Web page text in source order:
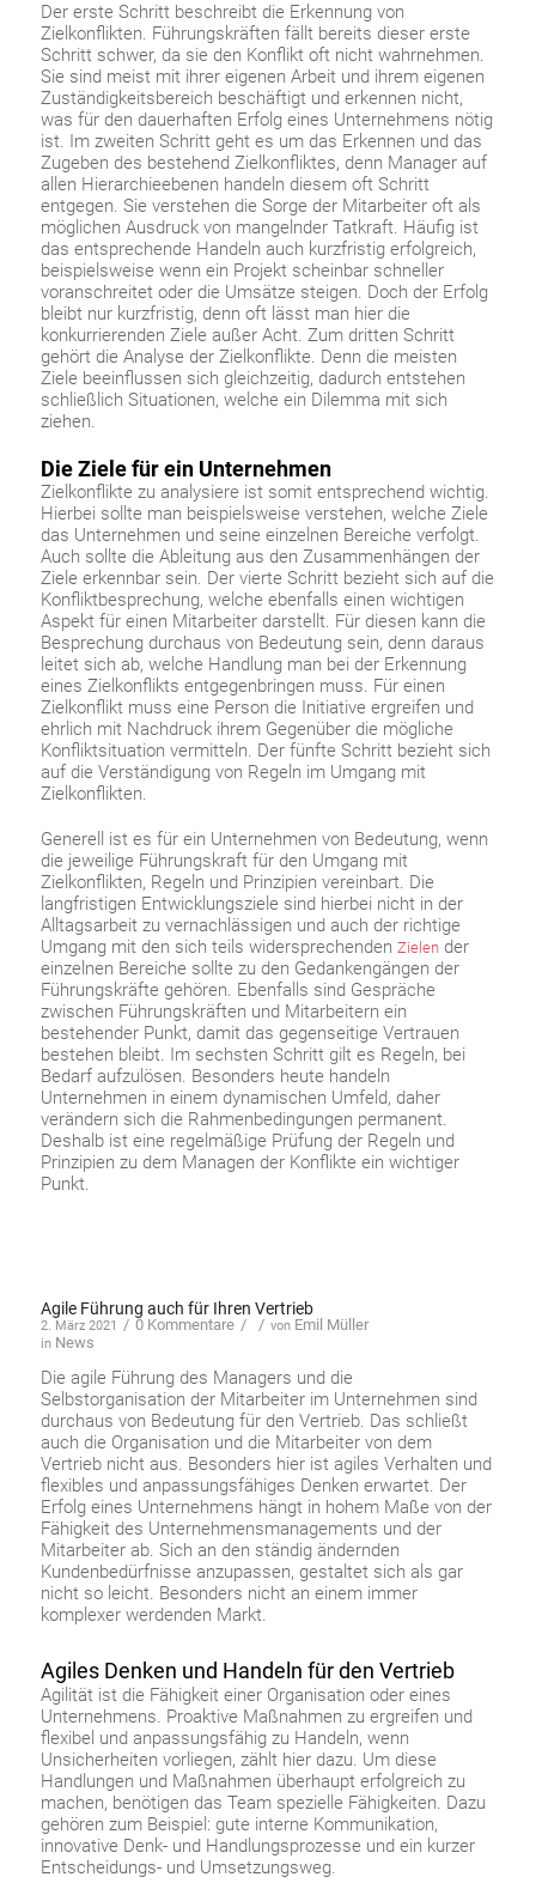
Der erste Schritt beschreibt die Erkennung von
Zielkonflikten. Führungskräften fällt bereits dieser erste
Schritt schwer, da sie den Konflikt oft nicht wahrnehmen.
Sie sind meist mit ihrer eigenen Arbeit und ihrem eigenen
Zuständigkeitsbereich beschäftigt und erkennen nicht,
was für den dauerhaften Erfolg eines Unternehmens nötig
ist. Im zweiten Schritt geht es um das Erkennen und das
Zugeben des bestehend Zielkonfliktes, denn Manager auf
allen Hierarchieebenen handeln diesem oft Schritt
entgegen. Sie verstehen die Sorge der Mitarbeiter oft als
möglichen Ausdruck von mangelnder Tatkraft. Häufig ist
das entsprechende Handeln auch kurzfristig erfolgreich,
beispielsweise wenn ein Projekt scheinbar schneller
voranschreitet oder die Umsätze steigen. Doch der Erfolg
bleibt nur kurzfristig, denn oft lässt man hier die
konkurrierenden Ziele außer Acht. Zum dritten Schritt
gehört die Analyse der Zielkonflikte. Denn die meisten
Ziele beeinflussen sich gleichzeitig, dadurch entstehen
schließlich Situationen, welche ein Dilemma mit sich
ziehen.
Die Ziele für ein Unternehmen
Zielkonflikte zu analysiere ist somit entsprechend wichtig.
Hierbei sollte man beispielsweise verstehen, welche Ziele
das Unternehmen und seine einzelnen Bereiche verfolgt.
Auch sollte die Ableitung aus den Zusammenhängen der
Ziele erkennbar sein. Der vierte Schritt bezieht sich auf die
Konfliktbesprechung, welche ebenfalls einen wichtigen
Aspekt für einen Mitarbeiter darstellt. Für diesen kann die
Besprechung durchaus von Bedeutung sein, denn daraus
leitet sich ab, welche Handlung man bei der Erkennung
eines Zielkonflikts entgegenbringen muss. Für einen
Zielkonflikt muss eine Person die Initiative ergreifen und
ehrlich mit Nachdruck ihrem Gegenüber die mögliche
Konfliktsituation vermitteln. Der fünfte Schritt bezieht sich
auf die Verständigung von Regeln im Umgang mit
Zielkonflikten.
Generell ist es für ein Unternehmen von Bedeutung, wenn
die jeweilige Führungskraft für den Umgang mit
Zielkonflikten, Regeln und Prinzipien vereinbart. Die
langfristigen Entwicklungsziele sind hierbei nicht in der
Alltagsarbeit zu vernachlässigen und auch der richtige
Umgang mit den sich teils widersprechenden Zielender
einzelnen Bereiche sollte zu den Gedankengängen der
Führungskräfte gehören. Ebenfalls sind Gespräche
zwischen Führungskräften und Mitarbeitern ein
bestehender Punkt, damit das gegenseitige Vertrauen
bestehen bleibt. Im sechsten Schritt gilt es Regeln, bei
Bedarf aufzulösen. Besonders heute handeln
Unternehmen in einem dynamischen Umfeld, daher
verändern sich die Rahmenbedingungen permanent.
Deshalb ist eine regelmäßige Prüfung der Regeln und
Prinzipien zu dem Managen der Konflikte ein wichtiger
Punkt.
Agile Führung auch für Ihren Vertrieb
2. März 2021 / 0 Kommentare /
in News
/ von Emil Müller
Die agile Führung des Managers und die
Selbstorganisation der Mitarbeiter im Unternehmen sind
durchaus von Bedeutung für den Vertrieb. Das schließt
auch die Organisation und die Mitarbeiter von dem
Vertrieb nicht aus. Besonders hier ist agiles Verhalten und
flexibles und anpassungsfähiges Denken erwartet. Der
Erfolg eines Unternehmens hängt in hohem Maße von der
Fähigkeit des Unternehmensmanagements und der
Mitarbeiter ab. Sich an den ständig ändernden
Kundenbedürfnisse anzupassen, gestaltet sich als gar
nicht so leicht. Besonders nicht an einem immer
komplexer werdenden Markt.
Agiles Denken und Handeln für den Vertrieb
Agilität ist die Fähigkeit einer Organisation oder eines
Unternehmens. Proaktive Maßnahmen zu ergreifen und
flexibel und anpassungsfähig zu Handeln, wenn
Unsicherheiten vorliegen, zählt hier dazu. Um diese
Handlungen und Maßnahmen überhaupt erfolgreich zu
machen, benötigen das Team spezielle Fähigkeiten. Dazu
gehören zum Beispiel: gute interne Kommunikation,
innovative Denk- und Handlungsprozesse und ein kurzer
Entscheidungs- und Umsetzungsweg.